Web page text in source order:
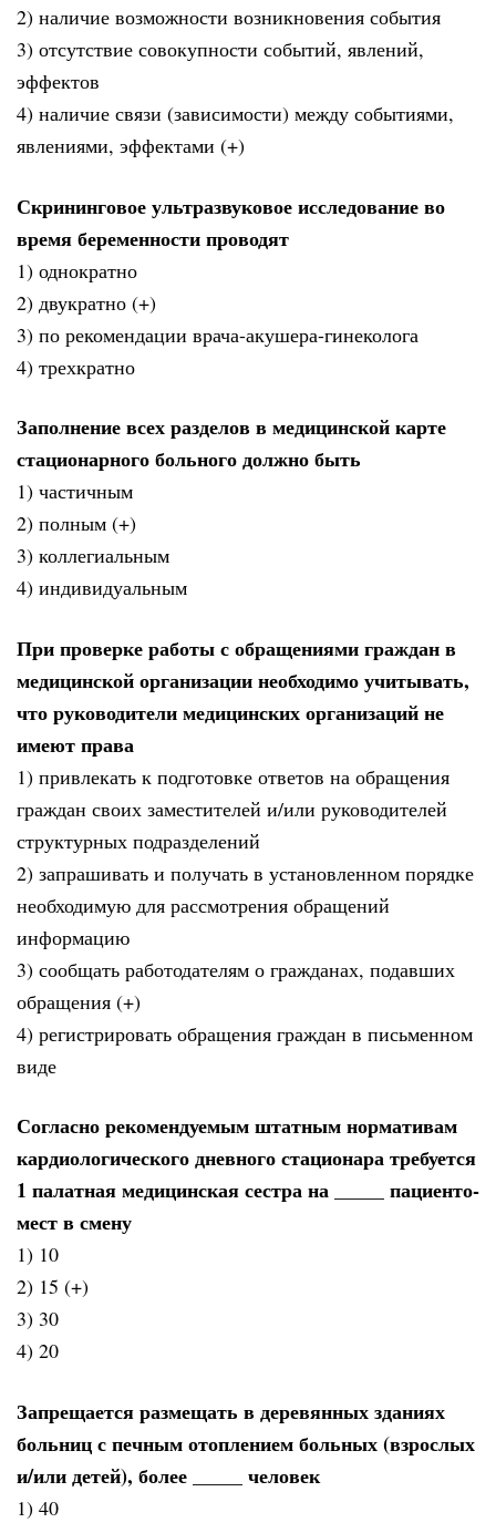
2) наличие возможности возникновения события
3) отсутствие совокупности событий, явлений,
эффектов
4) наличие связи (зависимости) между событиями,
явлениями, эффектами (+)
Скрининговое ультразвуковое исследование во
время беременности проводят
1) однократно
2) двукратно (+)
3) по рекомендации врача-акушера-гинеколога
4) трехкратно
Заполнение всех разделов в медицинской карте
стационарного больного должно быть
1) частичным
2) полным (+)
3) коллегиальным
4) индивидуальным
При проверке работы с обращениями граждан в
медицинской организации необходимо учитывать,
что руководители медицинских организаций не
имеют права
1) привлекать к подготовке ответов на обращения
граждан своих заместителей и/или руководителей
структурных подразделений
2) запрашивать и получать в установленном порядке
необходимую для рассмотрения обращений
информацию
3) сообщать работодателям о гражданах, подавших
обращения (+)
4) регистрировать обращения граждан в письменном
виде
Согласно рекомендуемым штатным нормативам
кардиологического дневного стационара требуется
1 палатная медицинская сестра на _____ пациенто-
мест в смену
1) 10
2) 15 (+)
3) 30
4) 20
Запрещается размещать в деревянных зданиях
больниц с печным отоплением больных (взрослых
и/или детей), более _____ человек
1) 40